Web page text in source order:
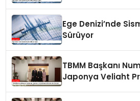
Ege Denizi’nde
Sürüyor
TBMM Başkanı
Japonya Veliaht